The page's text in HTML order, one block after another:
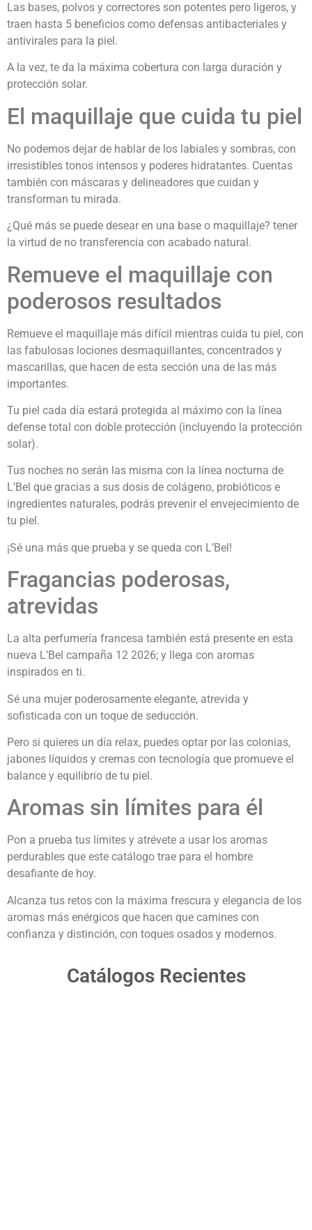
Las bases, polvos y correctores son potentes pero ligeros, y
traen hasta 5 beneficios como defensas antibacteriales y
antivirales para la piel.
A la vez, te da la máxima cobertura con larga duración y
protección solar.
El maquillaje que cuida tu piel
No podemos dejar de hablar de los labiales y sombras, con
irresistibles tonos intensos y poderes hidratantes. Cuentas
también con máscaras y delineadores que cuidan y
transforman tu mirada.
¿Qué más se puede desear en una base o maquillaje? tener
la virtud de no transferencia con acabado natural.
Remueve el maquillaje con
poderosos resultados
Remueve el maquillaje más difícil mientras cuida tu piel, con
las fabulosas lociones desmaquillantes, concentrados y
mascarillas, que hacen de esta sección una de las más
importantes.
Tu piel cada día estará protegida al máximo con la línea
defense total con doble protección (incluyendo la protección
solar).
Tus noches no serán las misma con la línea nocturna de
L’Bel que gracias a sus dosis de colágeno, probióticos e
ingredientes naturales, podrás prevenir el envejecimiento de
tu piel.
¡Sé una más que prueba y se queda con L’Bel!
Fragancias poderosas,
atrevidas
La alta perfumería francesa también está presente en esta
nueva L’Bel campaña 12 2026; y llega con aromas
inspirados en ti.
Sé una mujer poderosamente elegante, atrevida y
sofisticada con un toque de seducción.
Pero si quieres un día relax, puedes optar por las colonias,
jabones líquidos y cremas con tecnología que promueve el
balance y equilibrio de tu piel.
Aromas sin límites para él
Pon a prueba tus límites y atrévete a usar los aromas
perdurables que este catálogo trae para el hombre
desafiante de hoy.
Alcanza tus retos con la máxima frescura y elegancia de los
aromas más enérgicos que hacen que camines con
confianza y distinción, con toques osados y modernos.
Catálogos Recientes